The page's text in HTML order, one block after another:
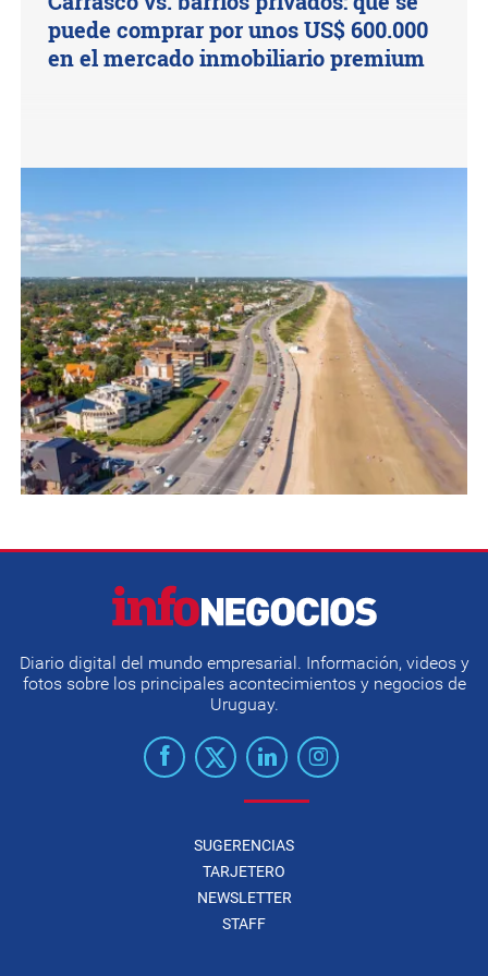
puede comprar por unos US$ 600.000
en el mercado inmobiliario premium
Diario digital del mundo empresarial. Información, videos y
fotos sobre los principales acontecimientos y negocios de
Uruguay.
SUGERENCIAS
TARJETERO
NEWSLETTER
STAFF